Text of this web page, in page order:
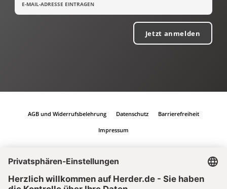
Jetzt anmelden
AGB und Widerrufsbelehrung Datenschutz Barrierefreiheit
Impressum
Vertrag widerrufen